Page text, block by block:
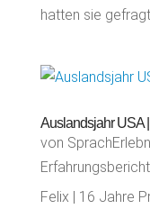
hatten sie
Auslandsjahr USA
von
Felix | 16 Jahre